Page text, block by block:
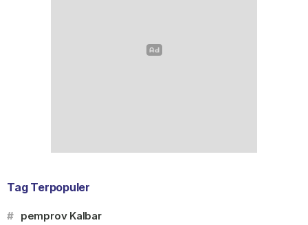
Tag Terpopuler
# pemprov Kalbar